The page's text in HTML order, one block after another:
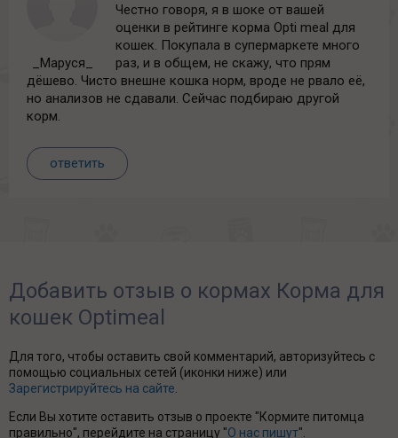
_Маруся_
Честно говоря, я в шоке от вашей
оценки в рейтинге корма Opti meal для
кошек. Покупала в супермаркете много
раз, и в общем, не скажу, что прям
дёшево. Чисто внешне кошка норм, вроде не рвало её,
но анализов не сдавали. Сейчас подбираю другой
корм.
ответить
Добавить отзыв о кормах Корма для
кошек Optimeal
Для того, чтобы оставить свой комментарий, авторизуйтесь с
помощью социальных сетей (иконки ниже) или
Зарегистрируйтесь на сайте
Если Вы хотите оставить отзыв о проекте "Кормите питомца
правильно", перейдите на страницу "О нас пишут".